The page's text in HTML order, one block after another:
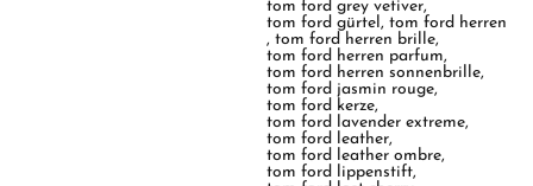
tom ford grey vetiver,
tom ford gürtel,tom ford herren
,tom ford herren brille,
tom ford herren parfum,
tom ford herren sonnenbrille,
tom ford jasmin rouge,
tom ford kerze,
tom ford lavender extreme,
tom ford leather,
tom ford leather ombre,
tom ford lippenstift,